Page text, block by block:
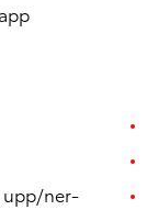
upp/ner-